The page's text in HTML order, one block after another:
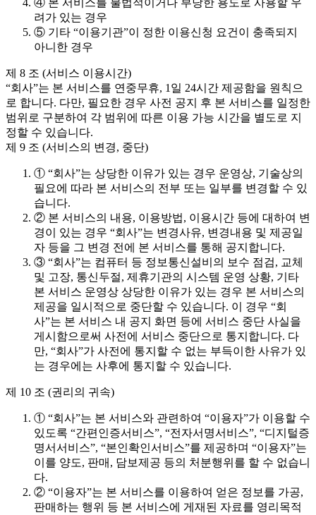
④ 본 서비스를 불법적이거나 부당한 용도로 사용할 우
려가 있는 경우
⑤ 기타 “이용기관”이 정한 이용신청 요건이 충족되지
아니한 경우
제 8 조 (서비스 이용시간)
“회사”는 본 서비스를 연중무휴, 1일 24시간 제공함을 원칙으
로 합니다. 다만, 필요한 경우 사전 공지 후 본 서비스를 일정한
범위로 구분하여 각 범위에 따른 이용 가능 시간을 별도로 지
정할 수 있습니다.
제 9 조 (서비스의 변경, 중단)
① “회사”는 상당한 이유가 있는 경우 운영상, 기술상의
필요에 따라 본 서비스의 전부 또는 일부를 변경할 수 있
습니다.
② 본 서비스의 내용, 이용방법, 이용시간 등에 대하여 변
경이 있는 경우 “회사”는 변경사유, 변경내용 및 제공일
자 등을 그 변경 전에 본 서비스를 통해 공지합니다.
③ “회사”는 컴퓨터 등 정보통신설비의 보수 점검, 교체
및 고장, 통신두절, 제휴기관의 시스템 운영 상황, 기타
본 서비스 운영상 상당한 이유가 있는 경우 본 서비스의
제공을 일시적으로 중단할 수 있습니다. 이 경우 “회
사”는 본 서비스 내 공지 화면 등에 서비스 중단 사실을
게시함으로써 사전에 서비스 중단으로 통지합니다. 다
만, “회사”가 사전에 통지할 수 없는 부득이한 사유가 있
는 경우에는 사후에 통지할 수 있습니다.
제 10 조 (권리의 귀속)
① “회사”는 본 서비스와 관련하여 “이용자”가 이용할 수
있도록 “간편인증서비스”, “전자서명서비스”, “디지털증
명서서비스”, “본인확인서비스”를 제공하며 “이용자”는
이를 양도, 판매, 담보제공 등의 처분행위를 할 수 없습니
다.
② “이용자”는 본 서비스를 이용하여 얻은 정보를 가공,
판매하는 행위 등 본 서비스에 게재된 자료를 영리목적